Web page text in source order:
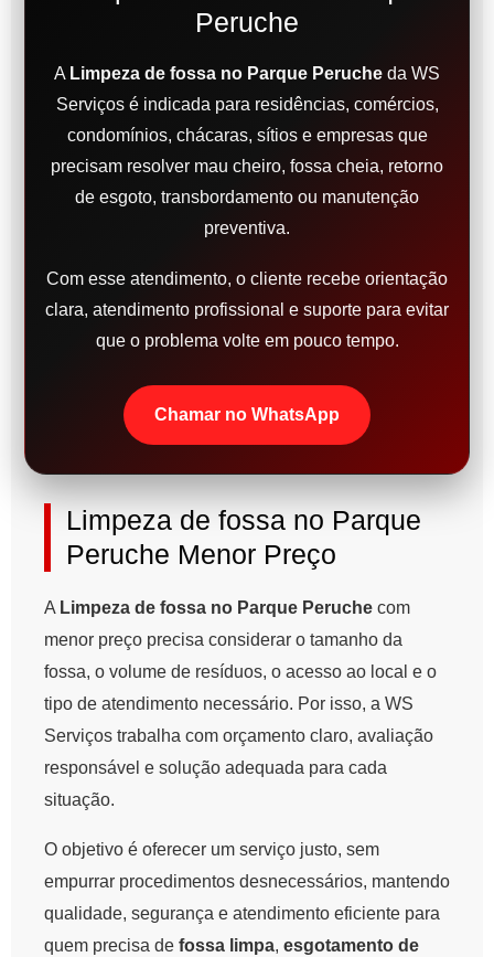
Peruche
A Limpeza de fossa no Parque Peruche da WS
Serviços é indicada para residências, comércios,
condomínios, chácaras, sítios e empresas que
precisam resolver mau cheiro, fossa cheia, retorno
de esgoto, transbordamento ou manutenção
preventiva.
Com esse atendimento, o cliente recebe orientação
clara, atendimento profissional e suporte para evitar
que o problema volte em pouco tempo.
Chamar no WhatsApp
Limpeza de fossa no Parque
Peruche Menor Preço
A Limpeza de fossa no Parque Peruche com
menor preço precisa considerar o tamanho da
fossa, o volume de resíduos, o acesso ao local e o
tipo de atendimento necessário. Por isso, a WS
Serviços trabalha com orçamento claro, avaliação
responsável e solução adequada para cada
situação.
O objetivo é oferecer um serviço justo, sem
empurrar procedimentos desnecessários, mantendo
qualidade, segurança e atendimento eficiente para
quem precisa de fossa limpa, esgotamento de